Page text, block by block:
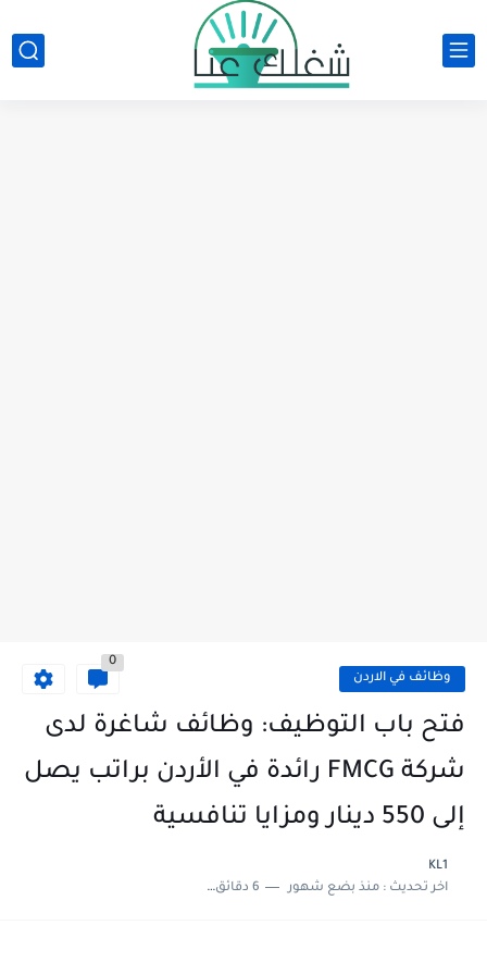
وظائف في الاردن
0
فتح باب التوظيف: وظائف شاغرة لدى
شركة FMCG رائدة في الأردن براتب يصل
إلى 550 دينار ومزايا تنافسية
KL1
اخر تحديث :منذ بضع شهور 6 دقائق للقراءة